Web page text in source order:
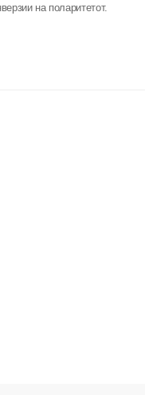
на поларитетот.